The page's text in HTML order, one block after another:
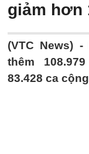
giảm hơn
(VTC News) -
thêm
83.428 ca